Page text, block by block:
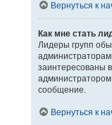
Вернуться к
Как мне стать
Лидеры групп
заинтересованы
сообщение.
Вернуться к